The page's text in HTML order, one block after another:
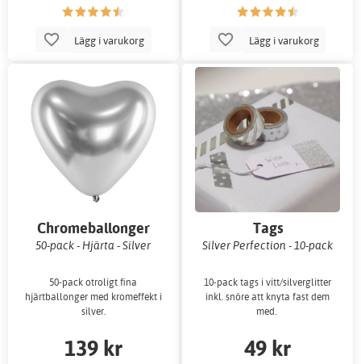
Lägg i varukorg Lägg i varukorg
Chromeballonger
50-pack - Hjärta - Silver
50-pack otroligt fina
hjärtballonger med kromeffekt i
silver.
139 kr
Tags
Silver Perfection - 10-pack
10-pack tags i vitt/silverglitter
inkl. snöre att knyta fast dem
med.
49 kr